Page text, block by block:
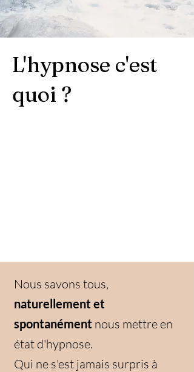
L'hypnose c'est
quoi ?
Nous savons tous,
naturellement et
spontanément nous mettre en
état d'hypnose.
Qui ne s'est jamais surpris à